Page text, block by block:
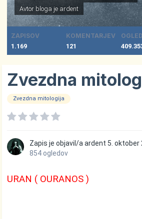
Avtor bloga je ardent
ZAPISOV
1.169
KOMENTARJEV
121
Zvezdna
Zvezdna mitologija
Zapis je objavil/aardent 5. oktober
854 ogledov
URAN ( OURANOS )